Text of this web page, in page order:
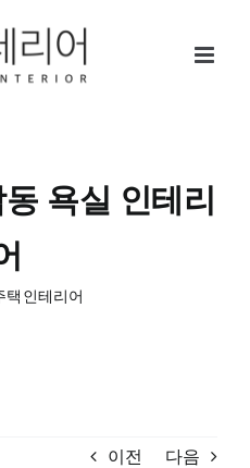
욕실 인테리
택인테리어
이전 다음